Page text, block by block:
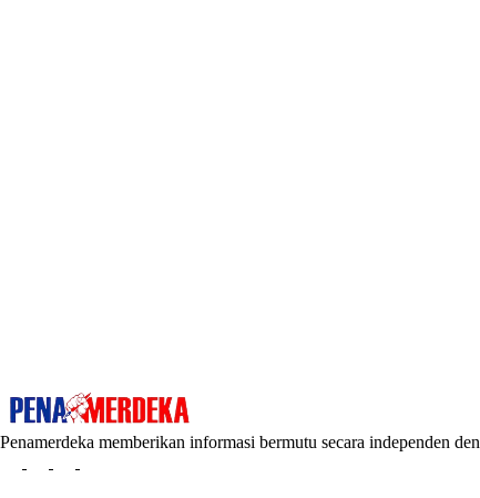
Penamerdeka memberikan informasi bermutu secara independen